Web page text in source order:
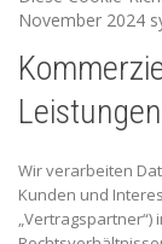
November 2024
Leistungen
Wir verarbeiten
Kunden und